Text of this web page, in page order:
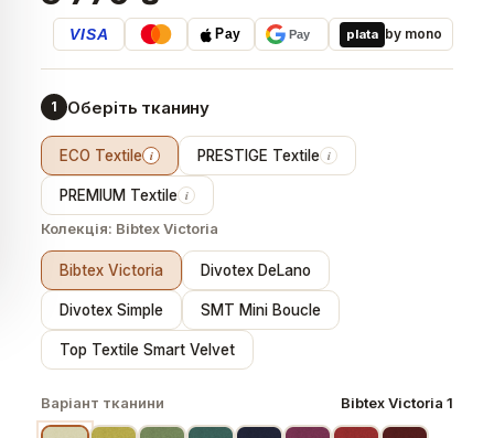
VISA Pay Pay plata by mono
1 Оберіть тканину
ECO Textile i PRESTIGE Textile i
PREMIUM Textile i
Колекція: Bibtex Victoria
Bibtex Victoria Divotex DeLano
Divotex Simple SMT Mini Boucle
Top Textile Smart Velvet
Варіант тканини Bibtex Victoria 1